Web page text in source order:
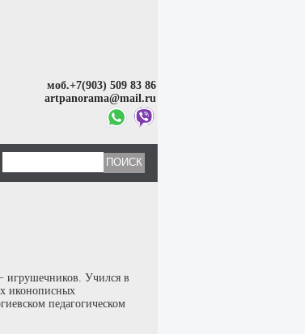
моб.+7(903) 509 83 86
artpanorama@mail.ru
игрушечников. Учился в
иконописных
педагогическом